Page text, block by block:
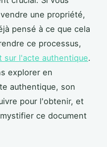
une propriété,
pensé à ce que cela
ce processus,
sur l'acte authentique.
explorer en
authentique, son
pour l'obtenir, et
ce document